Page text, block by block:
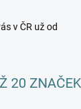
v ČR už od
20